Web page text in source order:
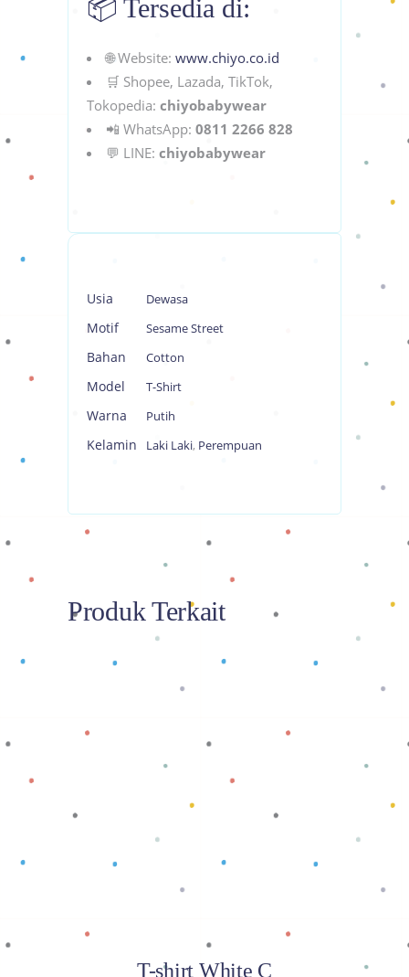
📦 Tersedia di:
🌐 Website: www.chiyo.co.id
🛒 Shopee, Lazada, TikTok,
Tokopedia: chiyobabywear
📲 WhatsApp: 0811 2266 828
💬 LINE: chiyobabywear
Usia Dewasa
Motif Sesame Street
Bahan Cotton
Model T-Shirt
Warna Putih
Kelamin Laki Laki, Perempuan
Produk Terkait
Baca selengkapnya
T-shirt White C